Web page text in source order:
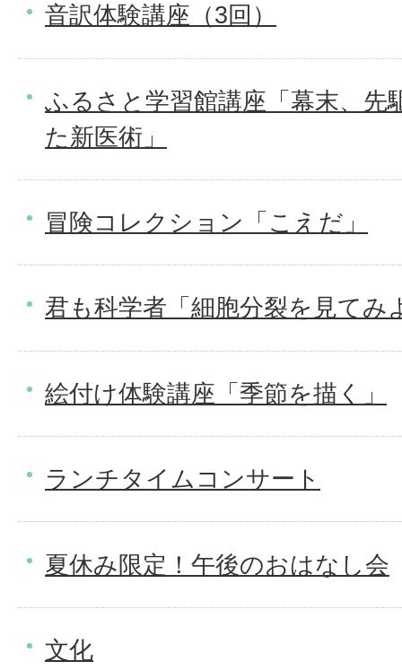
音訳体験講座（3回）
ふるさと学習館講座「幕末、先
た新医術」
冒険コレクション「こえだ」
君も科学者「細胞分裂を見てみ
絵付け体験講座「季節を描く」
ランチタイムコンサート
夏休み限定！午後のおはなし会
文化